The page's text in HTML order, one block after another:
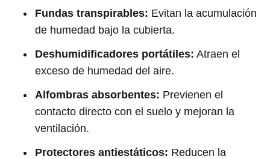
Fundas transpirables: Evitan la acumulación
de humedad bajo la cubierta.
Deshumidificadores portátiles: Atraen el
exceso de humedad del aire.
Alfombras absorbentes: Previenen el
contacto directo con el suelo y mejoran la
ventilación.
Protectores antiestáticos: Reducen la